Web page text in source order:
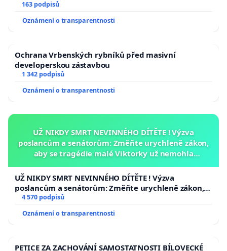
163 podpisů
Oznámení o transparentnosti
Ochrana Vrbenských rybníků před masivní
developerskou zástavbou
1 342 podpisů
Oznámení o transparentnosti
UŽ NIKDY SMRT NEVINNÉHO DÍTĚTE ! Výzva
poslancům a senátorům: Změňte urychleně zákon,
aby se tragédie malé Viktorky už nemohla
UŽ NIKDY SMRT NEVINNÉHO DÍTĚTE ! Výzva
poslancům a senátorům: Změňte urychleně zákon,
aby se tragédie malé Viktorky už nemohla opakovat!
4 570 podpisů
Oznámení o transparentnosti
PETICE ZA ZACHOVÁNÍ SAMOSTATNOSTI BÍLOVECKÉ